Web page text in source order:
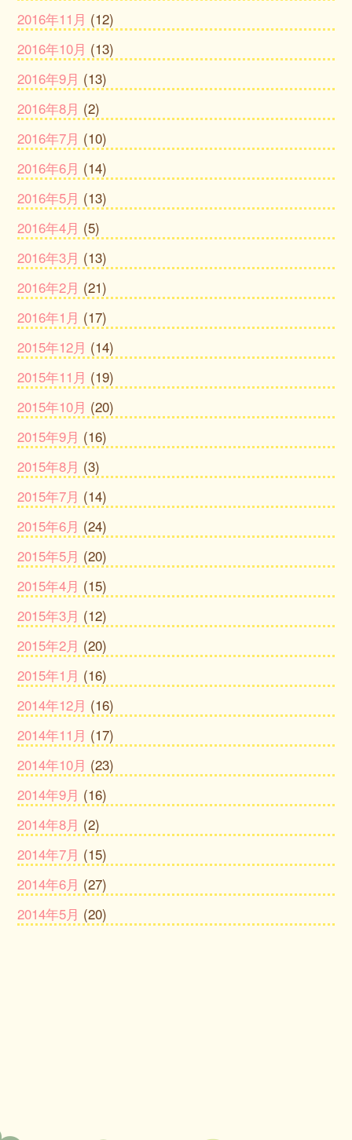
2016年11月 (12)
2016年10月 (13)
2016年9月 (13)
2016年8月 (2)
2016年7月 (10)
2016年6月 (14)
2016年5月 (13)
2016年4月 (5)
2016年3月 (13)
2016年2月 (21)
2016年1月 (17)
2015年12月 (14)
2015年11月 (19)
2015年10月 (20)
2015年9月 (16)
2015年8月 (3)
2015年7月 (14)
2015年6月 (24)
2015年5月 (20)
2015年4月 (15)
2015年3月 (12)
2015年2月 (20)
2015年1月 (16)
2014年12月 (16)
2014年11月 (17)
2014年10月 (23)
2014年9月 (16)
2014年8月 (2)
2014年7月 (15)
2014年6月 (27)
2014年5月 (20)